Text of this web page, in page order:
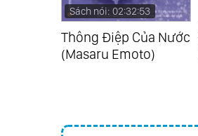
Sách nói: 02:32:53
Thông Điệp Của Nước
(Masaru Emoto)